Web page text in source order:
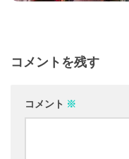
コメントを残す
コメント ※